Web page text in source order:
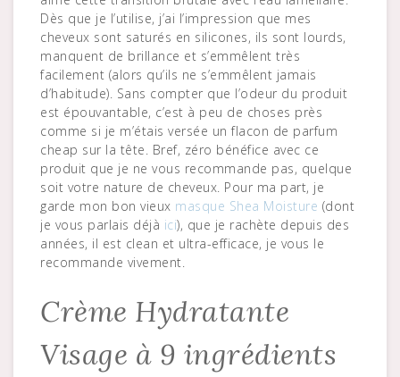
Dès que je l’utilise, j’ai l’impression que mes
cheveux sont saturés en silicones, ils sont lourds,
manquent de brillance et s’emmêlent très
facilement (alors qu’ils ne s’emmêlent jamais
d’habitude). Sans compter que l’odeur du produit
est épouvantable, c’est à peu de choses près
comme si je m’étais versée un flacon de parfum
cheap sur la tête. Bref, zéro bénéfice avec ce
produit que je ne vous recommande pas, quelque
soit votre nature de cheveux. Pour ma part, je
garde mon bon vieux masque Shea Moisture (dont
je vous parlais déjà ici), que je rachète depuis des
années, il est clean et ultra-efficace, je vous le
recommande vivement.
Crème Hydratante
Visage à 9 ingrédients